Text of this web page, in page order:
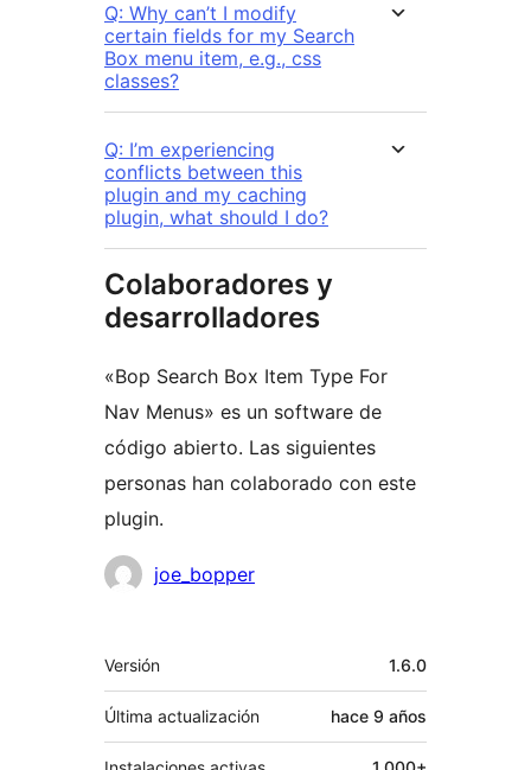
Q: Why can’t I modify
certain fields for my Search
Box menu item, e.g., css
classes?
Q: I’m experiencing
conflicts between this
plugin and my caching
plugin, what should I do?
Colaboradores y
desarrolladores
«Bop Search Box Item Type For
Nav Menus» es un software de
código abierto. Las siguientes
personas han colaborado con este
plugin.
Colaboradores
joe_bopper
Meta
Versión 1.6.0
Última actualización hace 9 años